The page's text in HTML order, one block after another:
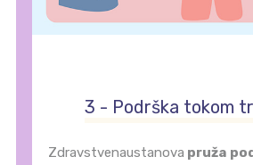
3 - Podrška tokom
Zdravstvenaustanova pruža